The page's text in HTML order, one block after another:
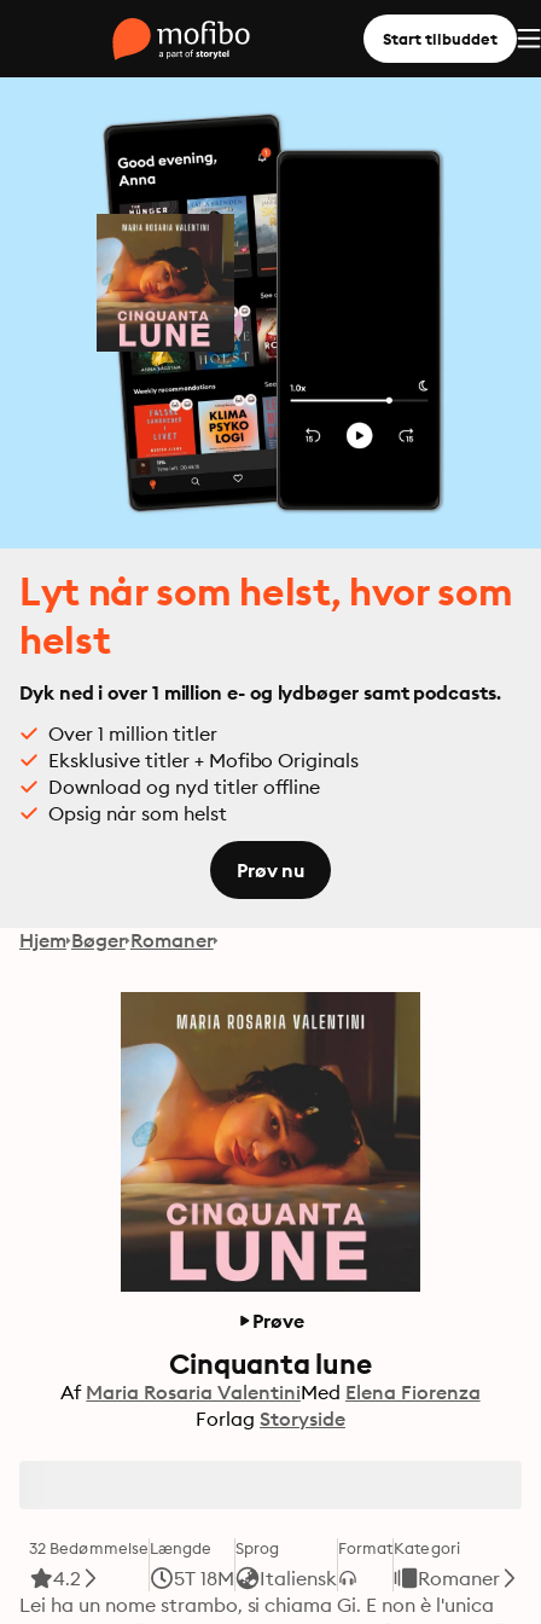
Start tilbuddet
Lyt når som helst, hvor som
helst
Dyk ned i over 1 million e- og lydbøger samt podcasts.
Over 1 million titler
Eksklusive titler + Mofibo Originals
Download og nyd titler offline
Opsig når som helst
Prøv nu
Hjem Bøger Romaner
Prøve
Cinquanta lune
Af Maria Rosaria ValentiniMed Elena Fiorenza
Forlag Storyside
32 Bedømmelse
4.2
Længde
5T 18M
Sprog
Italiensk
FormatKategori
Romaner
Lei ha un nome strambo, si chiama Gi. E non è l'unica